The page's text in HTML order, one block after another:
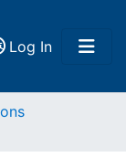
Log In(current)